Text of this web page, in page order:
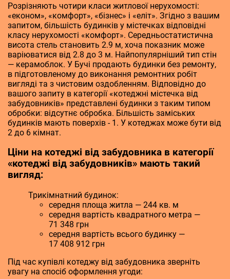
Розрізняють чотири класи житлової нерухомості:
«економ», «комфорт», «бізнес» і «еліт». Згідно з вашим
запитом, більшість будинків у містечках відповідні
класу нерухомості «комфорт». Середньостатистична
висота стель становить 2.9 м, хоча показник може
варіюватися від 2.8 до 3 м. Найпопулярніший тип стін
— керамоблок. У Бучі продають будинки без ремонту,
в підготовленому до виконання ремонтних робіт
вигляді та з чистовим оздобленням. Відповідно до
вашого запиту в категорії «котеджні містечка від
забудовників» представлені будинки з таким типом
обробки: відсутнє обробка. Більшість заміських
будинків мають поверхів - 1. У котеджах може бути від
2 до 6 кімнат.
Ціни на котеджі від забудовника в категорії
«котеджі від забудовників» мають такий
вигляд:
Трикімнатний будинок:
середня площа житла — 244 кв. м
середня вартість квадратного метра —
71 348 грн
середня вартість всього будинку —
17 408 912 грн
Під час купівлі котеджу від забудовника зверніть
увагу на спосіб оформлення угоди: